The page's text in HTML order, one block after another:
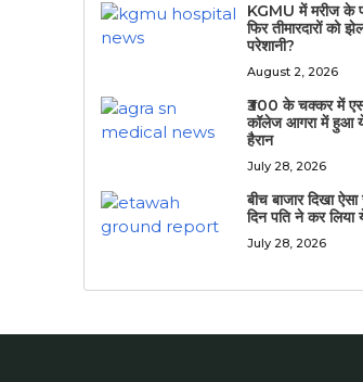
KGMU में मरीज के
फिर तीमारदारों को
परेशानी?
August 2, 2026
₹300 के चक्कर में
कॉलेज आगरा में हुआ
हैरान
July 28, 2026
बीच बाजार दिखा
दिन पति ने कर
July 28, 2026